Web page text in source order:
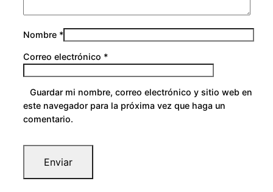
Nombre *
Correo electrónico *
Guardar mi nombre, correo electrónico y sitio web en
este navegador para la próxima vez que haga un
comentario.